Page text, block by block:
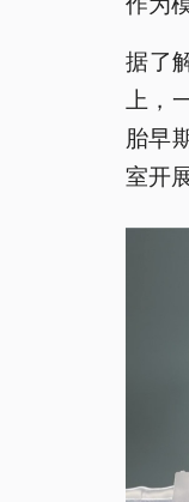
据了
上，
胎早
室开展